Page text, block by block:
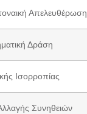
Απελευθέρωση
Δράση
Ισορροπίας
Συνηθειών